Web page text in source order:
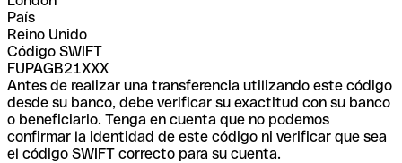
País
Reino Unido
Código SWIFT
FUPAGB21XXX
Antes de realizar una transferencia utilizando este código
desde su banco, debe verificar su exactitud con su banco
o beneficiario. Tenga en cuenta que no podemos
confirmar la identidad de este código ni verificar que sea
el código SWIFT correcto para su cuenta.